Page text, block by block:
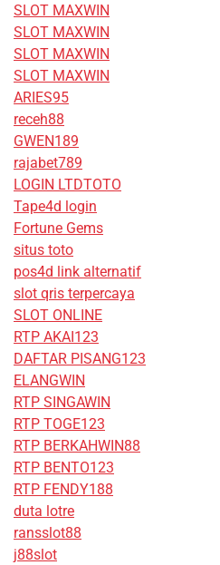
SLOT MAXWIN
SLOT MAXWIN
SLOT MAXWIN
SLOT MAXWIN
ARIES95
receh88
GWEN189
rajabet789
LOGIN LTDTOTO
Tape4d login
Fortune Gems
situs toto
pos4d link alternatif
slot qris terpercaya
SLOT ONLINE
RTP AKAI123
DAFTAR PISANG123
ELANGWIN
RTP SINGAWIN
RTP TOGE123
RTP BERKAHWIN88
RTP BENTO123
RTP FENDY188
duta lotre
ransslot88
j88slot